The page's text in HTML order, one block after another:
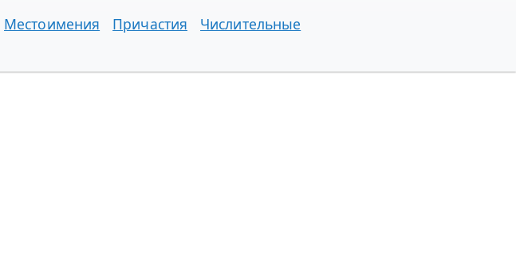
Местоимения Причастия
Числительные